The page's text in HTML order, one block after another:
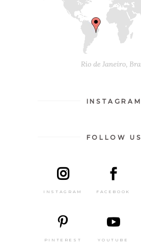
INSTAGRAM
FOLLOW US
INSTAGRAM FACEBOOK
PINTEREST YOUTUBE